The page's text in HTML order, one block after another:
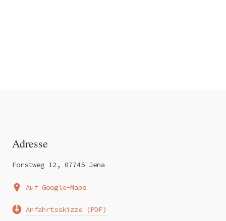
Adresse
Forstweg 12, 07745 Jena
Auf Google-Maps
Anfahrtsskizze (PDF)